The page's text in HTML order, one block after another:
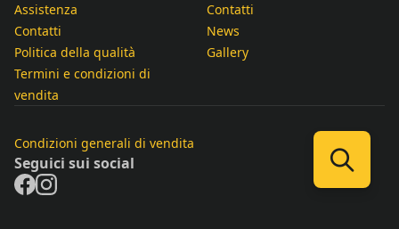
Assistenza
Contatti
Politica della qualità
Termini e condizioni di
vendita
Contatti
News
Gallery
Condizioni generali di vendita
Seguici sui social